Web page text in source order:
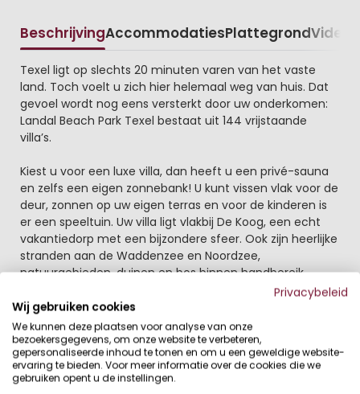
BeschrijvingAccommodatiesPlattegrondVideo
Beschrijving
Texel ligt op slechts 20 minuten varen van het vaste
land. Toch voelt u zich hier helemaal weg van huis. Dat
gevoel wordt nog eens versterkt door uw onderkomen:
Landal Beach Park Texel bestaat uit 144 vrijstaande
villa’s.
Kiest u voor een luxe villa, dan heeft u een privé-sauna
en zelfs een eigen zonnebank! U kunt vissen vlak voor de
deur, zonnen op uw eigen terras en voor de kinderen is
er een speeltuin. Uw villa ligt vlakbij De Koog, een echt
vakantiedorp met een bijzondere sfeer. Ook zijn heerlijke
stranden aan de Waddenzee en Noordzee,
natuurgebieden, duinen en bos binnen handbereik.
Tijdens uw verblijf op Landal Beach Park Texel hoeft u
zich geen moment te vervelen. Naast alle faciliteiten
worden er op en rondom het park vele activiteiten
georganiseerd voor jong en oud.
Privacybeleid
Wij gebruiken cookies
We kunnen deze plaatsen voor analyse van onze
bezoekersgegevens, om onze website te verbeteren,
gepersonaliseerde inhoud te tonen en om u een geweldige website-
ervaring te bieden. Voor meer informatie over de cookies die we
gebruiken opent u de instellingen.